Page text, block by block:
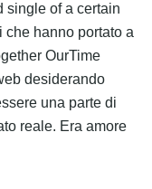
single of a certain
hanno portato a
OurTime
desiderando
una parte di
reale. Era amore